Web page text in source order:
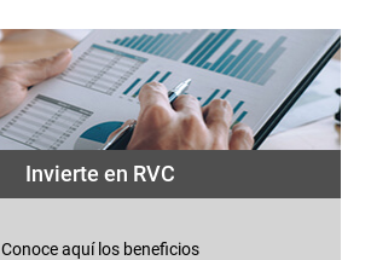
Invierte en RVC
Conoce aquí los beneficios